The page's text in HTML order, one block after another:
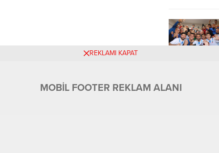
REKLAMI KAPAT
MOBİL FOOTER REKLAM ALANI